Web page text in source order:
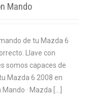
Mando
de tu Mazda 6
Llave con
somos capaces de
Mazda 6 2008 en
· Mazda […]